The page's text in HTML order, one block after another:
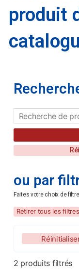
produit
ou par
Faites votre choix de
Retirer tous les filtres
2 produits filtrés